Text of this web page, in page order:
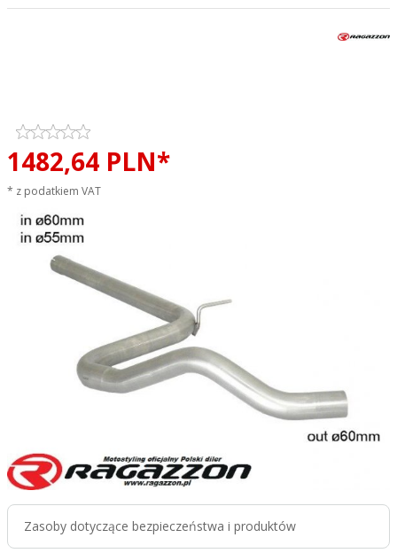
1482,64 PLN*
* z podatkiem VAT
Zasoby dotyczące bezpieczeństwa i produktów